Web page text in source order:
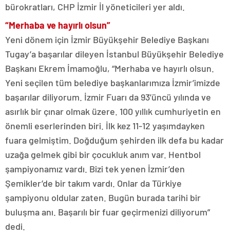
bürokratları, CHP İzmir İl yöneticileri yer aldı.
“Merhaba ve hayırlı olsun”
Yeni dönem için İzmir Büyükşehir Belediye Başkanı
Tugay’a başarılar dileyen İstanbul Büyükşehir Belediye
Başkanı Ekrem İmamoğlu, “Merhaba ve hayırlı olsun.
Yeni seçilen tüm belediye başkanlarımıza İzmir’imizde
başarılar diliyorum. İzmir Fuarı da 93’üncü yılında ve
asırlık bir çınar olmak üzere. 100 yıllık cumhuriyetin en
önemli eserlerinden biri. İlk kez 11-12 yaşımdayken
fuara gelmiştim. Doğduğum şehirden ilk defa bu kadar
uzağa gelmek gibi bir çocukluk anım var. Hentbol
şampiyonamız vardı. Bizi tek yenen İzmir’den
Şemikler’de bir takım vardı. Onlar da Türkiye
şampiyonu oldular zaten. Bugün burada tarihi bir
buluşma anı. Başarılı bir fuar geçirmenizi diliyorum”
dedi.